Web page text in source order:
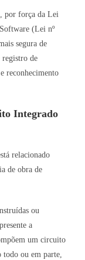
por força da Lei
(Lei nº
segura de
registro de
reconhecimento
Integrado
relacionado
de obra de
ou
a
um circuito
todo ou em parte,